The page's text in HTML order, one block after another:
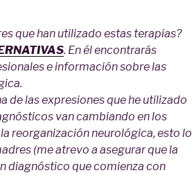
que han utilizado estas terapias?
. En él encontrarás
e información sobre las
de las expresiones que he utilizado
van cambiando en los
reorganización neurológica, esto lo
(me atrevo a asegurar que la
diagnóstico que comienza con